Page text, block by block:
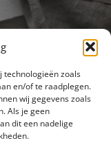
technologieën zoals
en/of te raadplegen.
wij gegevens zoals
Als je geen
dit een nadelige